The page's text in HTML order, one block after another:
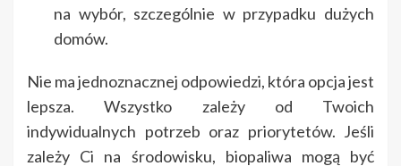
na wybór, szczególnie w przypadku dużych
domów.
Nie ma jednoznacznej odpowiedzi, która opcja jest
lepsza. Wszystko zależy od Twoich
indywidualnych potrzeb oraz priorytetów. Jeśli
zależy Ci na środowisku, biopaliwa mogą być